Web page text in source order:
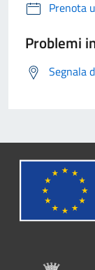
Prenota
Problemi
Segnala